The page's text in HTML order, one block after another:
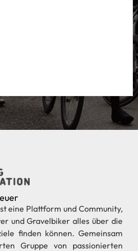
eine Plattform und Community,
und Gravelbiker alles über die
finden können. Gemeinsam
Gruppe von passionierten